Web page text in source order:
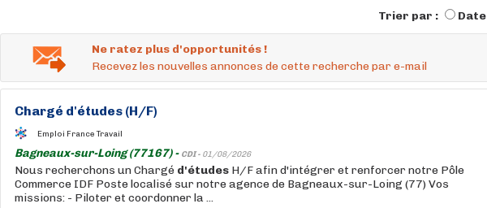
Trier par : Date
Ne ratez plus d'opportunités !
Recevez les nouvelles annonces de cette recherche par e-mail
Chargé d'études (H/F)
Emploi France Travail
Bagneaux-sur-Loing (77167) - CDI - 01/08/2026
Nous recherchons un Chargé d'études H/F afin d'intégrer et renforcer notre Pôle
Commerce IDF Poste localisé sur notre agence de Bagneaux-sur-Loing (77) Vos
missions: - Piloter et coordonner la ...